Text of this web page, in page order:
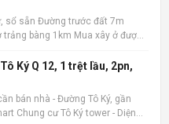
sổ sẵn Đường trước đất 7m
bàng 1km Mua xây ở được
gốc + ảnh chi
12, 1 trệt lầu, 2pn,
bán nhà - Đường Tô Ký, gần
Chung cư Tô Ký tower - Diện